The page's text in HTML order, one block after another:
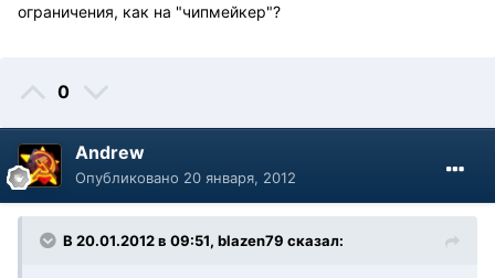
ограничения, как на "чипмейкер"?
0
Andrew
Опубликовано 20 января, 2012
В 20.01.2012 в 09:51, blazen79 сказал: